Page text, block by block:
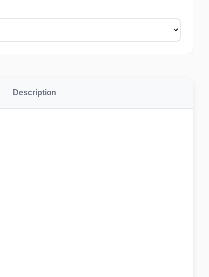
Description